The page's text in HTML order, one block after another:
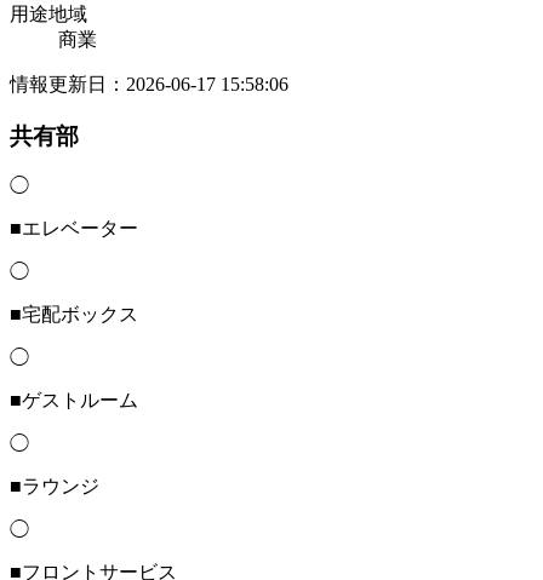
用途地域
商業
情報更新日：2026-06-17 15:58:06
共有部
◯
■エレベーター
◯
■宅配ボックス
◯
■ゲストルーム
◯
■ラウンジ
◯
■フロントサービス